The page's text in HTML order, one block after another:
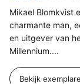
Mikael Blomkvist
charmante man,
en uitgever van
Millennium....
Bekijk